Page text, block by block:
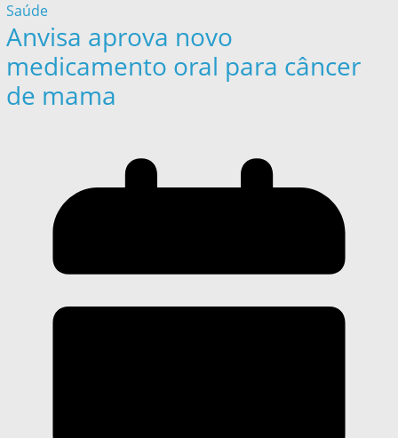
Saúde
Anvisa aprova novo
medicamento oral para câncer
de mama